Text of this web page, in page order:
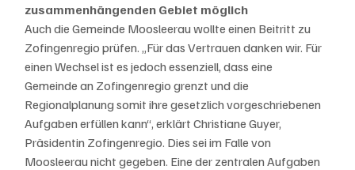
zusammenhängenden Gebiet möglich
Auch die Gemeinde Moosleerau wollte einen Beitritt zu
Zofingenregio prüfen. „Für das Vertrauen danken wir. Für
einen Wechsel ist es jedoch essenziell, dass eine
Gemeinde an Zofingenregio grenzt und die
Regionalplanung somit ihre gesetzlich vorgeschriebenen
Aufgaben erfüllen kann“, erklärt Christiane Guyer,
Präsidentin Zofingenregio. Dies sei im Falle von
Moosleerau nicht gegeben. Eine der zentralen Aufgaben